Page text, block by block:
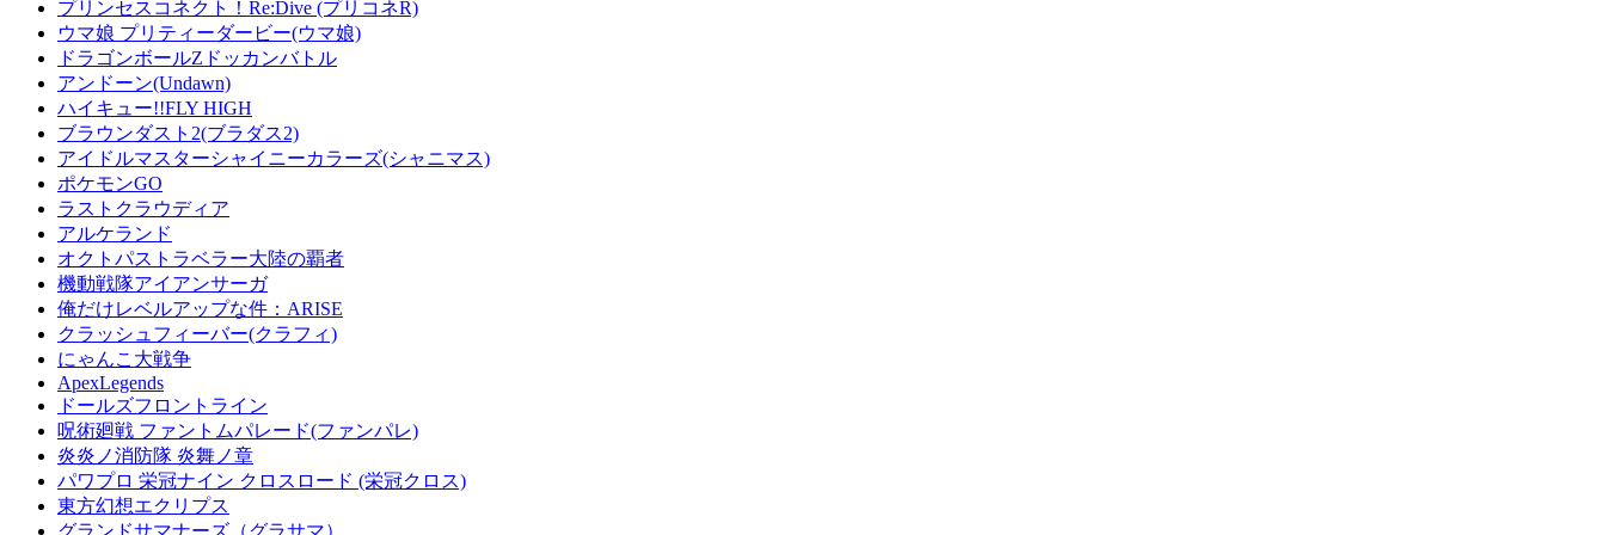
プリンセスコネクト！Re:Dive (プリコネR)
ウマ娘 プリティーダービー(ウマ娘)
ドラゴンボールZドッカンバトル
アンドーン(Undawn)
ハイキュー!!FLY HIGH
ブラウンダスト2(ブラダス2)
アイドルマスターシャイニーカラーズ(シャニマス)
ポケモンGO
ラストクラウディア
アルケランド
オクトパストラベラー大陸の覇者
機動戦隊アイアンサーガ
俺だけレベルアップな件：ARISE
クラッシュフィーバー(クラフィ)
にゃんこ大戦争
ApexLegends
ドールズフロントライン
呪術廻戦 ファントムパレード(ファンパレ)
炎炎ノ消防隊 炎舞ノ章
パワプロ 栄冠ナイン クロスロード (栄冠クロス)
東方幻想エクリプス